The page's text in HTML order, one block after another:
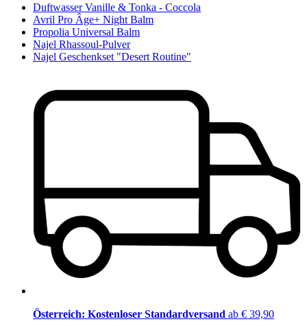
Duftwasser Vanille & Tonka - Coccola
Avril Pro Âge+ Night Balm
Propolia Universal Balm
Najel Rhassoul-Pulver
Najel Geschenkset "Desert Routine"
Österreich: Kostenloser Standardversand ab € 39,90